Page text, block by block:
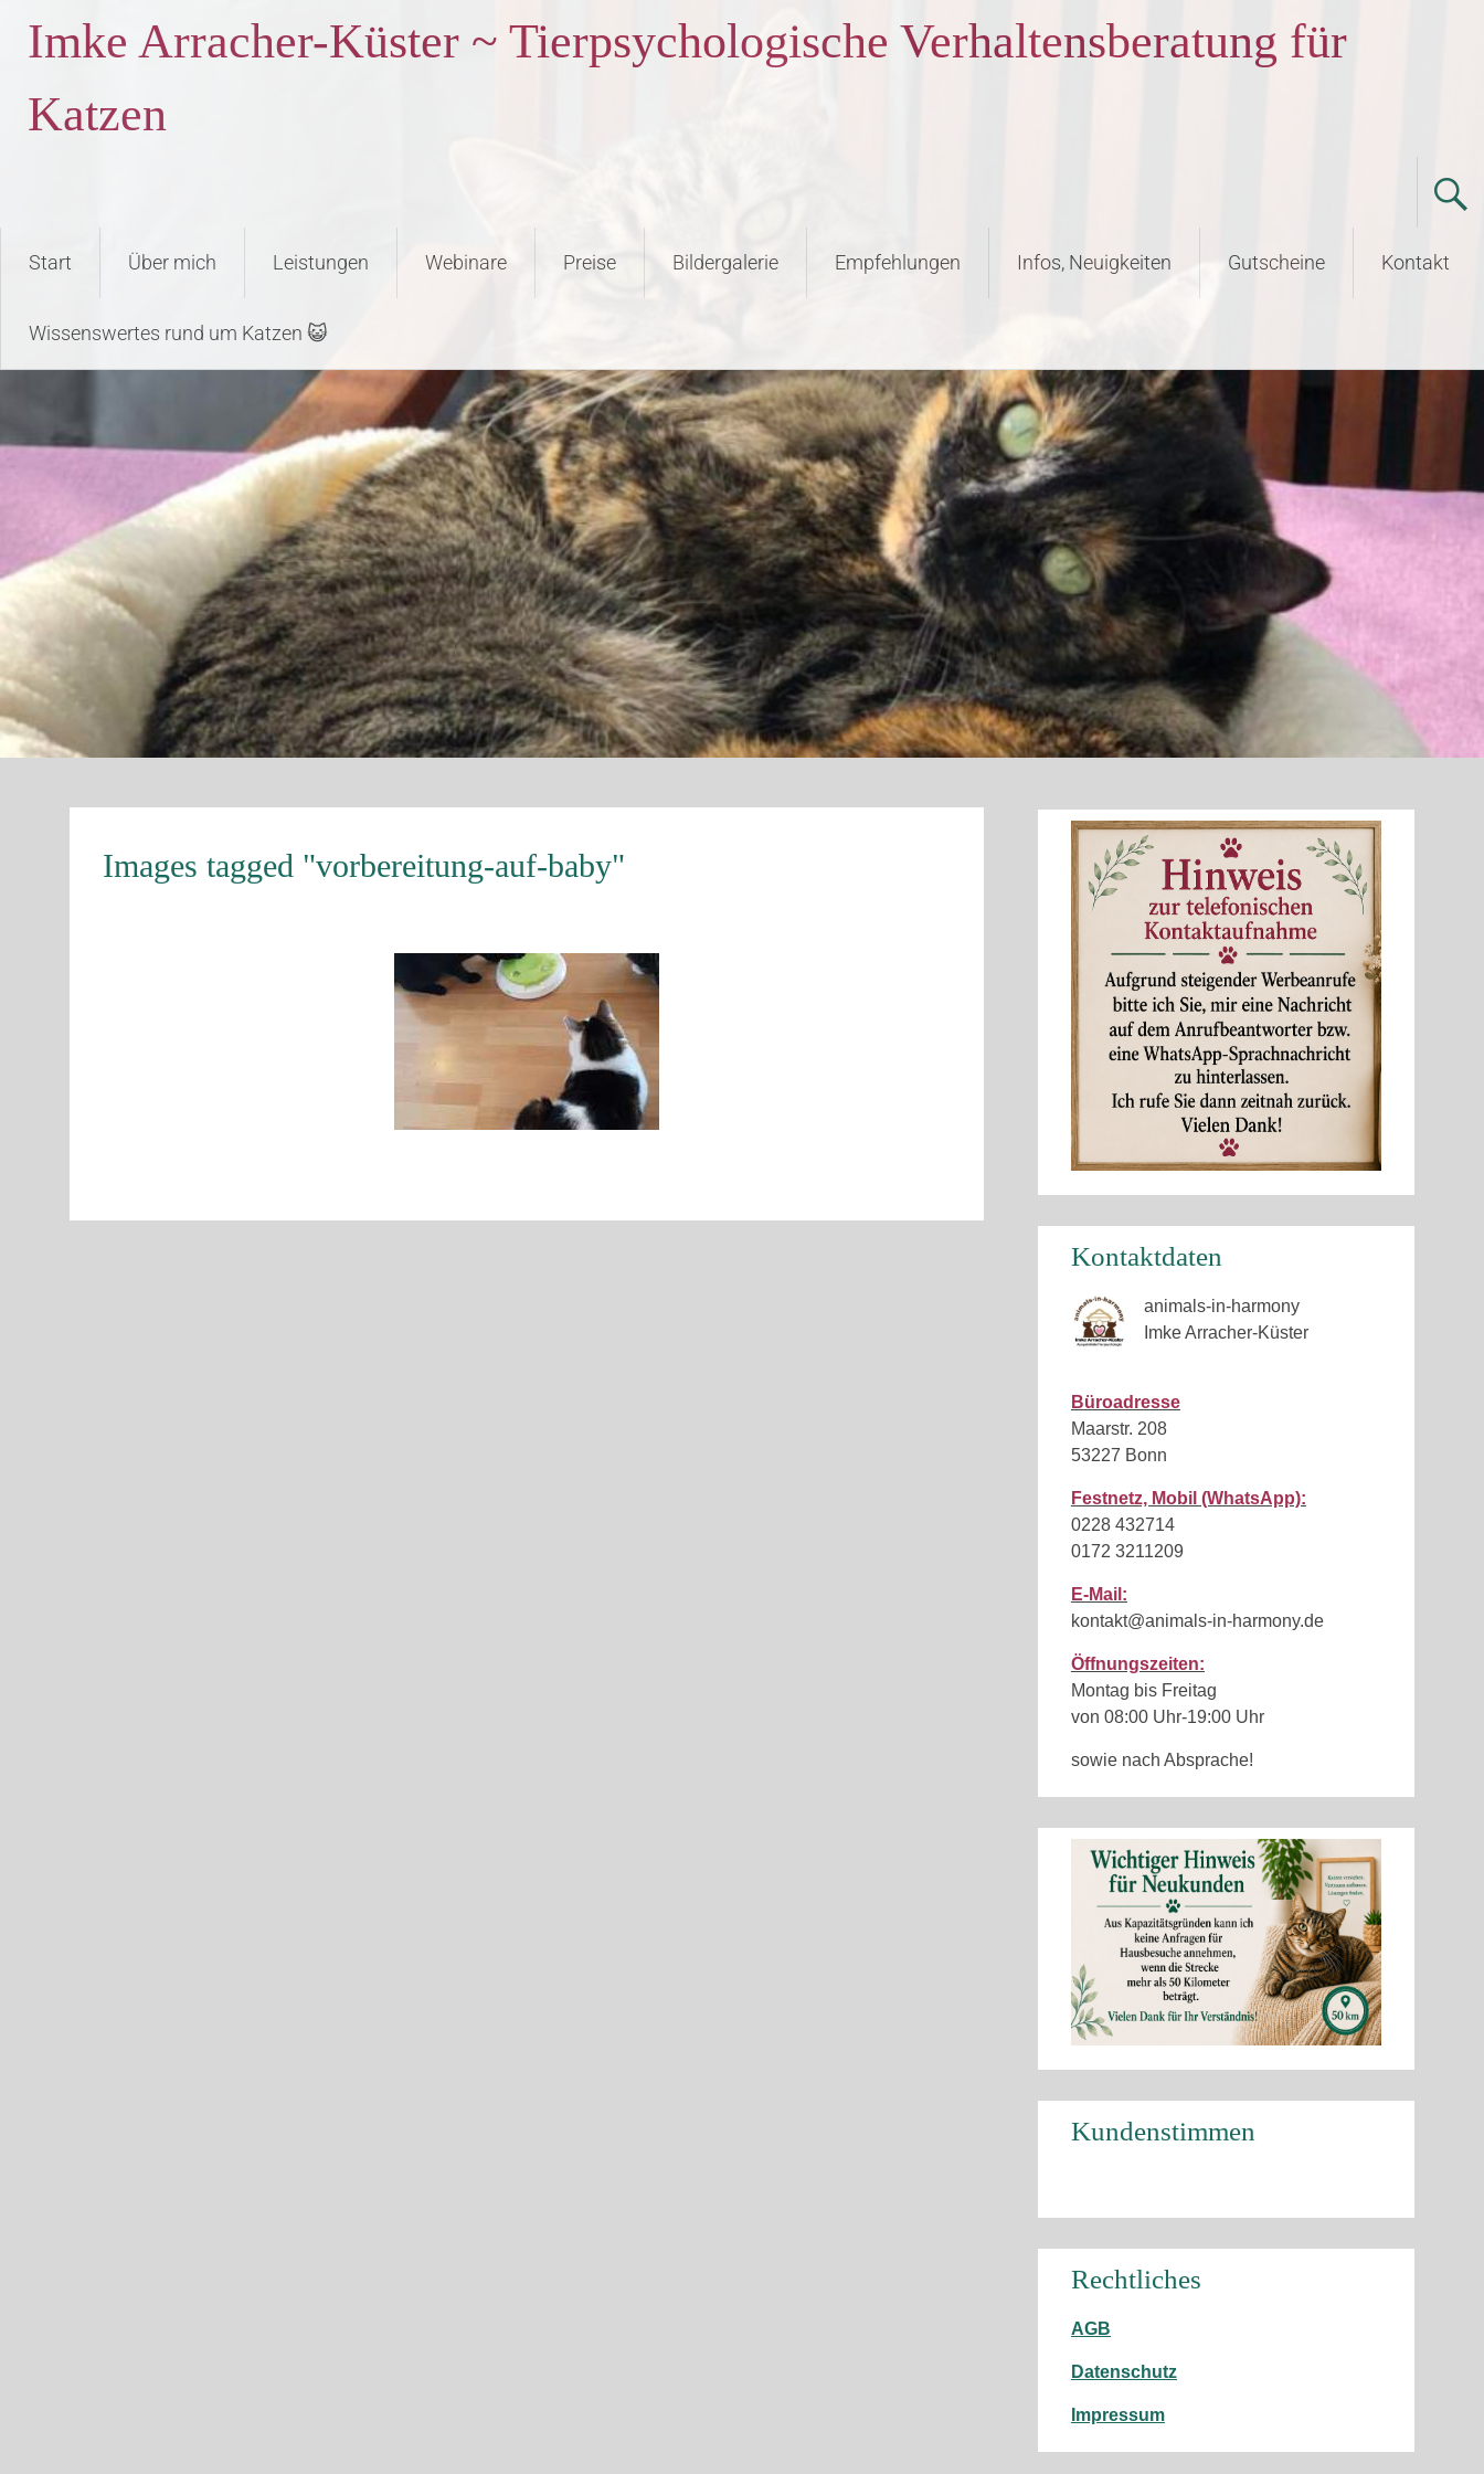
Imke Arracher-Küster ~ Tierpsychologische Verhaltensberatung für
Katzen
Start Über mich Leistungen Webinare Preise Bildergalerie Empfehlungen Infos, Neuigkeiten Gutscheine Kontakt
Wissenswertes rund um Katzen 😺
Images tagged "vorbereitung-auf-baby"
Kontaktdaten
animals-in-harmony
Imke Arracher-Küster
Büroadresse
Maarstr. 208
53227 Bonn
Festnetz, Mobil (WhatsApp):
0228 432714
0172 3211209
E-Mail:
kontakt@animals-in-harmony.de
Öffnungszeiten:
Montag bis Freitag
von 08:00 Uhr-19:00 Uhr
sowie nach Absprache!
Kundenstimmen
Rechtliches
AGB
Datenschutz
Impressum